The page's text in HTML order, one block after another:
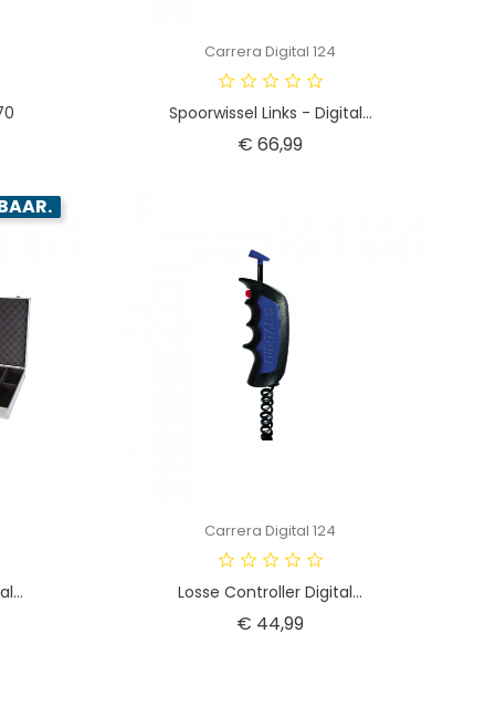
Carrera Digital 124
Spoorwissel Links - Digital...
€ 66,99Prijs
Carrera Digital 124
Losse Controller Digital...
€ 44,99Prijs